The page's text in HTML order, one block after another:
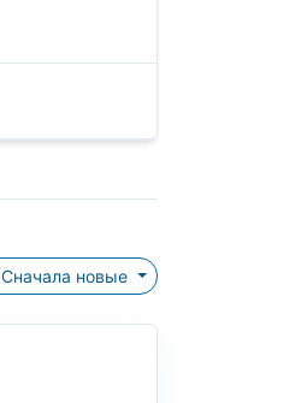
Сортировка: Сначала новые